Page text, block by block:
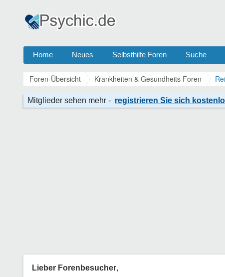
Home Neues Selbsthilfe Foren Suche
Foren-Übersicht Krankheiten & Gesundheits Foren
Lieber Forenbesucher,